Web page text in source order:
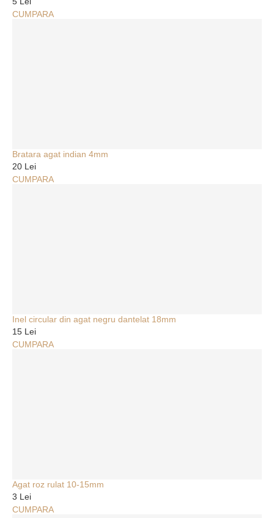
CUMPARA
Bratara agat indian 4mm
20 Lei
CUMPARA
Inel circular din agat negru dantelat 18mm
15 Lei
CUMPARA
Agat roz rulat 10-15mm
3 Lei
CUMPARA